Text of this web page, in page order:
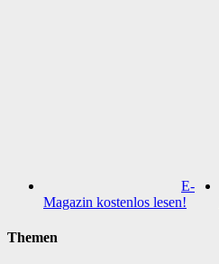
E-
Magazin kostenlos lesen!
Themen